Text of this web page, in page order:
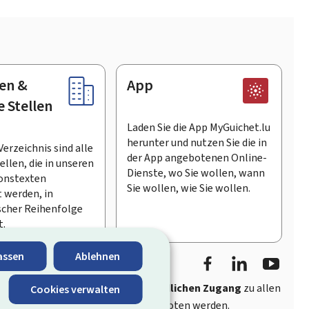
Ablehnen
Cookies verwalten
&
Stellen
sind alle
die in unseren
in
Reihenfolge
App
Laden Sie die App MyGuichet.lu
herunter und nutzen Sie die in
der App angebotenen Online-
Dienste, wo Sie wollen, wann
Sie wollen, wie Sie wollen.
FacebookLinkedIn
schnellen und benutzerfreundlichen Zugang zu allen
Stellen Luxemburgs angeboten werden.